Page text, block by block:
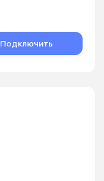
Подключить